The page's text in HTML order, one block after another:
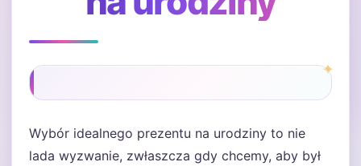
Wybór idealnego prezentu na urodziny to nie
lada wyzwanie, zwłaszcza gdy chcemy, aby był